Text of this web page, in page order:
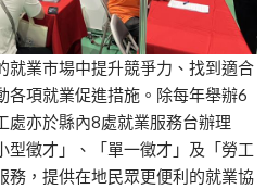
就業市場中提升競爭力、找到適合
各項就業促進措施。除每年舉辦6
處亦於縣內8處就業服務台辦理
型徵才」、「單一徵才」及「勞工
務，提供在地民眾更便利的就業協